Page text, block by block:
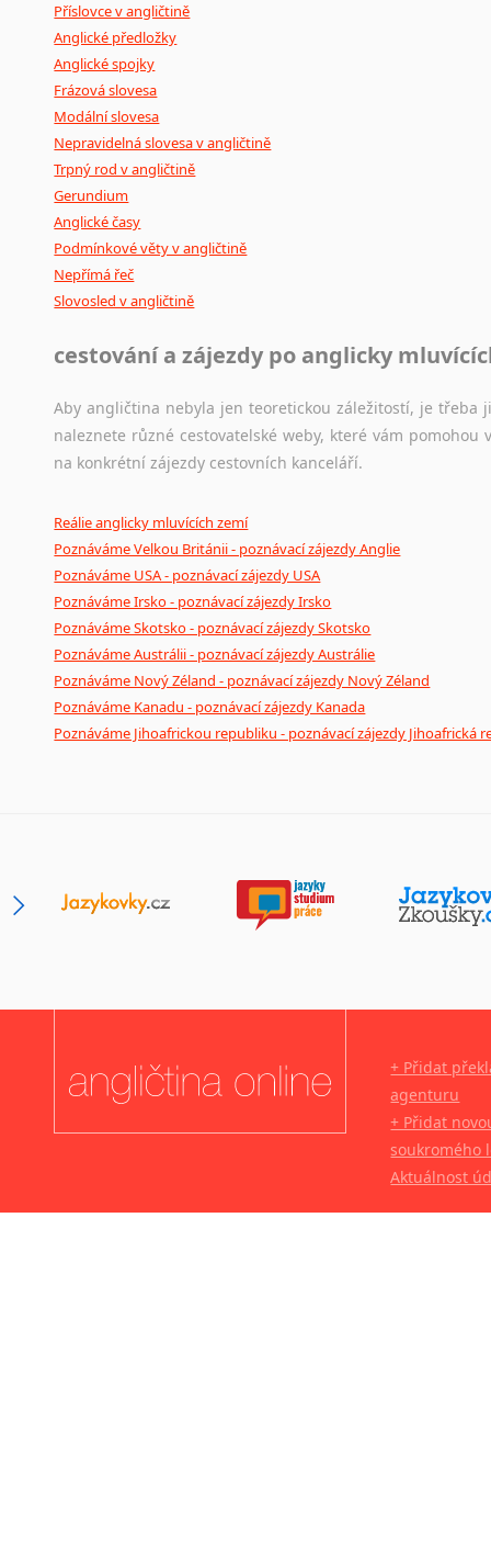
Příslovce v angličtině
Anglické předložky
Anglické spojky
Frázová slovesa
Modální slovesa
Nepravidelná slovesa v angličtině
Trpný rod v angličtině
Gerundium
Anglické časy
Podmínkové věty v angličtině
Nepřímá řeč
Slovosled v angličtině
cestování a zájezdy po anglicky
Aby angličtina nebyla jen teoretickou záležitostí, je
naleznete různé cestovatelské weby, které vám
na konkrétní zájezdy cestovních kanceláří.
Reálie anglicky mluvících zemí
Poznáváme Velkou Británii - poznávací zájezdy Anglie
Poznáváme USA - poznávací zájezdy USA
Poznáváme Irsko - poznávací zájezdy Irsko
Poznáváme Skotsko - poznávací zájezdy Skotsko
Poznáváme Austrálii - poznávací zájezdy Austrálie
Poznáváme Nový Zéland - poznávací zájezdy Nový Zéland
Poznáváme Kanadu - poznávací zájezdy Kanada
Poznáváme Jihoafrickou republiku - poznávací zájezdy Jihoafrická
+ Přidat
agenturu
+ Přidat
soukromého
Aktuálnost